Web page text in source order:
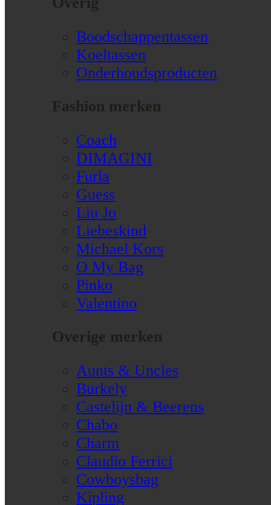
Boodschappentassen
Koeltassen
Onderhoudsproducten
Fashion merken
Coach
DIMAGINI
Furla
Guess
Liu Jo
Liebeskind
Michael Kors
O My Bag
Pinko
Valentino
Overige merken
Aunts & Uncles
Burkely
Castelijn & Beerens
Chabo
Charm
Claudio Ferrici
Cowboysbag
Kipling